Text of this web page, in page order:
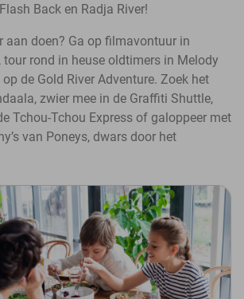
Back en Radja River!
aan doen? Ga op filmavontuur in
tour rond in heuse oldtimers in Melody
de Gold River Adventure. Zoek het
zwier mee in de Graffiti Shuttle,
Tchou-Tchou Express of galoppeer met
van Poneys, dwars door het